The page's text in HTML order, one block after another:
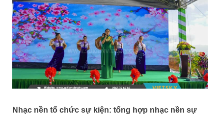
Nhạc nền tổ chức sự kiện: tổng hợp nhạc nền sự